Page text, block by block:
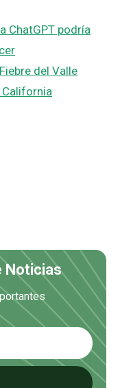
ChatGPT podría
del Valle
Noticias